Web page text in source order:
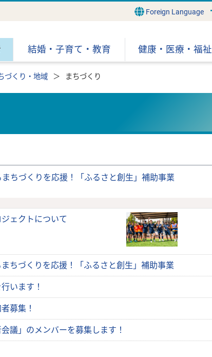
Foreign Language
結婚・子育て・教育 健康・医療・福祉
づくり・地域 まちづくり
まちづくりを応援！「ふるさと創生」補助事業
ェクトについて
まちづくりを応援！「ふるさと創生」補助事業
います！
募集！
議」のメンバーを募集します！